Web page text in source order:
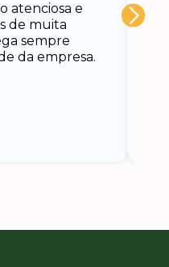
atenciosa e
de muita
sempre
da empresa.